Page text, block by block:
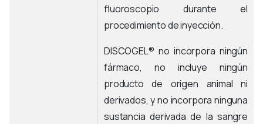
fluoroscopio durante el
procedimiento de inyección.
DISCOGEL® no incorpora ningún
fármaco, no incluye ningún
producto de origen animal ni
derivados, y no incorpora ninguna
sustancia derivada de la sangre